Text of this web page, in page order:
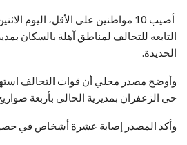
أصيب 10 مواطنين على الأقل، اليوم
التابعه للتحالف لمناطق آهلة بالسكان
الحديدة.
وأوضح مصدر محلي أن قوات التحالف
حي الزعفران بمديرية الحالي بأربعة
وأكد المصدر إصابة عشرة أشخاص في